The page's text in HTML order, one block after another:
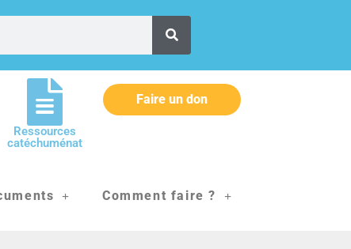
Ressources
catéchuménat
Faire un don
Comment faire ?